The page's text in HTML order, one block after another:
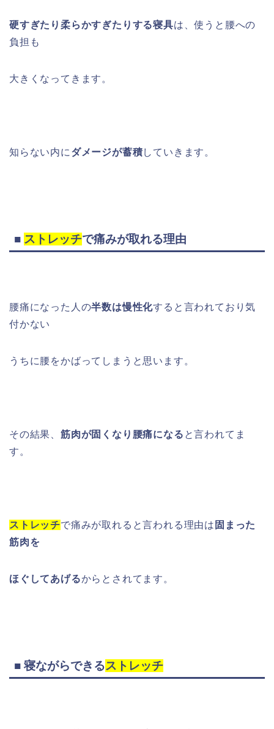
硬すぎたり柔らかすぎたりする寝具は、使うと腰への
負担も
大きくなってきます。
知らない内に ダメージが蓄積していきます。
■ ストレッチで痛みが取れる理由
腰痛になった人の半数は慢性化すると言われており気
付かない
うちに腰をかばってしまうと思います。
その結果、 筋肉が固くなり腰痛になる と言われてま
す。
ストレッチで痛みが取れると言われる理由は 固まった
筋肉を
ほぐしてあげるからとされてます。
■ 寝ながらできるストレッチ